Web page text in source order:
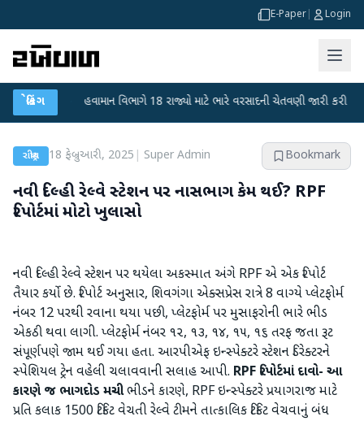
E-Paper Login
બ્રેકિંગ
● હવામાન વિભાગે 18 રાજ્યો માટે ભારે વરસાદની ચેતવણી જારી કરી ●
રાષ્ટ્રીય 18 ફેબ્રુઆરી, 2025 Super Admin Bookmark
નવી દિલ્હી રેલ્વે સ્ટેશન પર નાસભાગ કેમ થઈ? RPF
રિપોર્ટમાં મોટો ખુલાસો
નવી દિલ્હી રેલ્વે સ્ટેશન પર થયેલા અકસ્માત અંગે RPF એ એક રિપોર્ટ
તૈયાર કર્યો છે. રિપોર્ટ અનુસાર, શિવગંગા એક્સપ્રેસ રાત્રે 8 વાગ્યે પ્લેટફોર્મ
નંબર 12 પરથી રવાના થયા પછી, પ્લેટફોર્મ પર મુસાફરોની ભારે ભીડ
એકઠી થવા લાગી. પ્લેટફોર્મ નંબર ૧૨, ૧૩, ૧૪, ૧૫, ૧૬ તરફ જતા રૂટ
સંપૂર્ણપણે જામ થઈ ગયા હતા. આરપીએફ ઇન્સ્પેક્ટરે સ્ટેશન ડિરેક્ટરને
સ્પેશિયલ ટ્રેન વહેલી ચલાવવાની સલાહ આપી. RPF રિપોર્ટમાં દાવો- આ
કારણે જ ભાગદોડ મચીભીડને કારણે, RPF ઇન્સ્પેક્ટરે પ્રયાગરાજ માટે
પ્રતિ કલાક 1500 ટિકિટ વેચતી રેલ્વે ટીમને તાત્કાલિક ટિકિટ વેચવાનું બંધ